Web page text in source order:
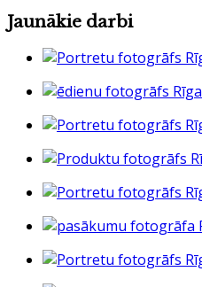
Jaunākie darbi